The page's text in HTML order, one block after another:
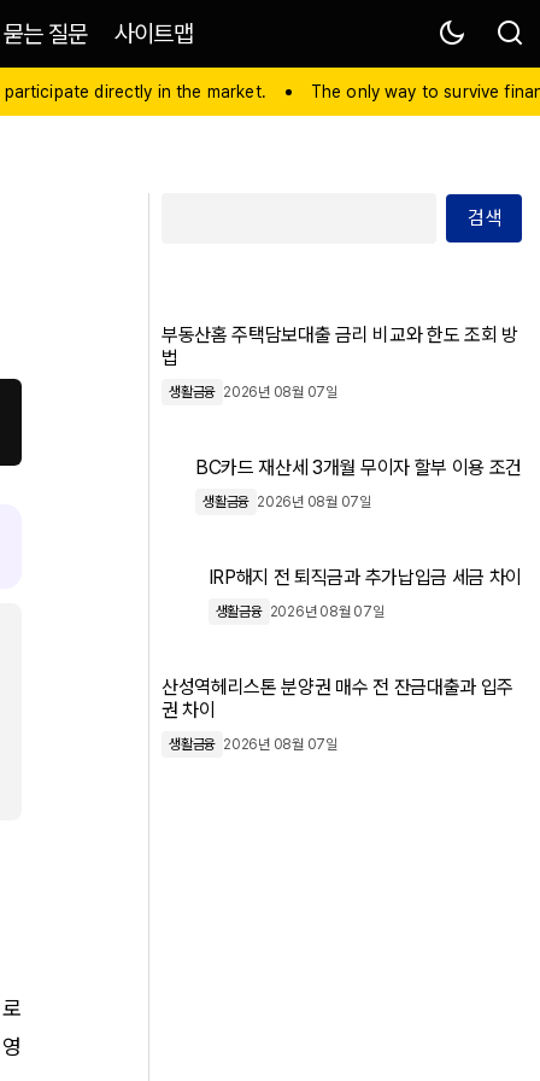
는 질문 사이트맵
directly in the market. The only way to survive
검색
부동산홈 주택담보대출 금리 비교와 한도 조회 방
법
생활금융 2026년 08월 07일
BC카드 재산세 3개월 무이자 할부 이용 조건
생활금융 2026년 08월 07일
IRP해지 전 퇴직금과 추가납입금 세금 차이
생활금융 2026년 08월 07일
산성역헤리스톤 분양권 매수 전 잔금대출과 입주
권 차이
생활금융 2026년 08월 07일